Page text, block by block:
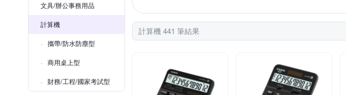
文具/辦公事務用品
計算機
攜帶/防水防塵型
商用桌上型
財務/工程/國家考試型
計算機 441 筆結果